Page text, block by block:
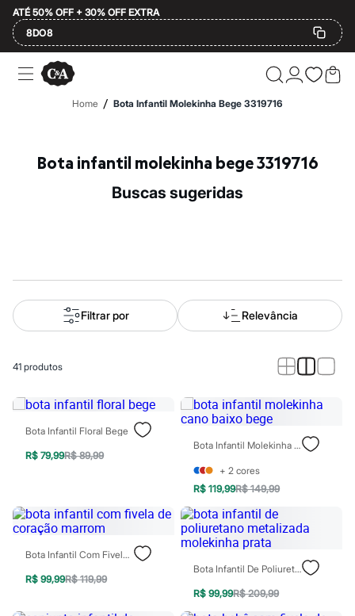
ATÉ 50% OFF + 30% OFF EXTRA
8DO8
Ofertas
Compre por Departamento
Plus Size
2 calçados por R$189
2 peças por R$199
3 lingeries por R$99
Feminino
Em alta
Inverno
Alfaiataria
Blusas e Camisetas
Calças
Casacos e Jaquetas
Jeans
Saias
Bolsas
Bonés e Chapéus
Cintos
Óculos
Relógios
Home / Bota Infantil Molekinha Bege 3319716
Bota infantil molekinha bege 3319716
buscas sugeridas
Filtrar por Relevância
41 produtos
Bota Infantil Floral Bege
R$ 79,99R$ 89,99
Bota Infantil Molekinha Cano Baixo Bege
+ 2 cores
R$ 119,99R$ 149,99
Bota Infantil Com Fivela De Coração Marrom
R$ 99,99R$ 119,99
Bota Infantil De Poliuretano Metalizada Molekinha Prata
R$ 99,99R$ 209,99